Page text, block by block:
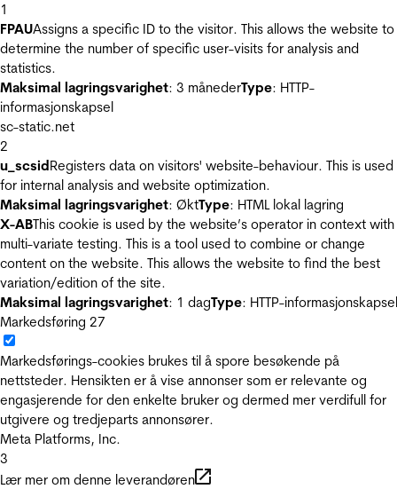
1
FPAUAssigns a specific ID to the visitor. This allows the website to
determine the number of specific user-visits for analysis and
statistics.
Maksimal lagringsvarighet: 3 månederType: HTTP-
informasjonskapsel
sc-static.net
2
u_scsidRegisters data on visitors' website-behaviour. This is used
for internal analysis and website optimization.
Maksimal lagringsvarighet: ØktType: HTML lokal lagring
X-ABThis cookie is used by the website’s operator in context with
multi-variate testing. This is a tool used to combine or change
content on the website. This allows the website to find the best
variation/edition of the site.
Maksimal lagringsvarighet: 1 dagType: HTTP-informasjonskapsel
Markedsføring 27
Markedsførings-cookies brukes til å spore besøkende på
nettsteder. Hensikten er å vise annonser som er relevante og
engasjerende for den enkelte bruker og dermed mer verdifull for
utgivere og tredjeparts annonsører.
Meta Platforms, Inc.
3
Lær mer om denne leverandøren